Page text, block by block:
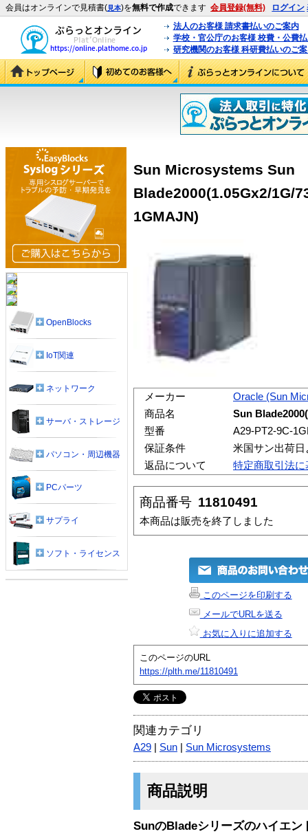
会員はオンラインで見積書(見本)を無料で作成できます 会員登録(無料) ログイン
法人のお客様 請求書払いのご案内
学校・官公庁のお客様 校費・公費
研究機関のお客様 科研費払いのご
Sun Microsystems Sun
Blade2000(1.05Gx2/1G/
1GMAJN)
メーカー
Oracle (Sun
商品名
Sun
型番
A29-PT2-9C-
保証条件
米国サン出荷
返品について
特定商取引法
商品番号 11810491
本商品は販売を終了しました
このページを印刷する
メールでURLを送る
お気に入りに追加する
このページのURL
https://plth.me/11810491
関連カテゴリ
A29 Sun Sun Microsystems
商品説明
SunのBladeシリーズのハイエン
OpenBlocks
IoT関連
ネットワーク
サーバ・ストレージ
パソコン・周辺機器
PCパーツ
サプライ
ソフト・ライセンス